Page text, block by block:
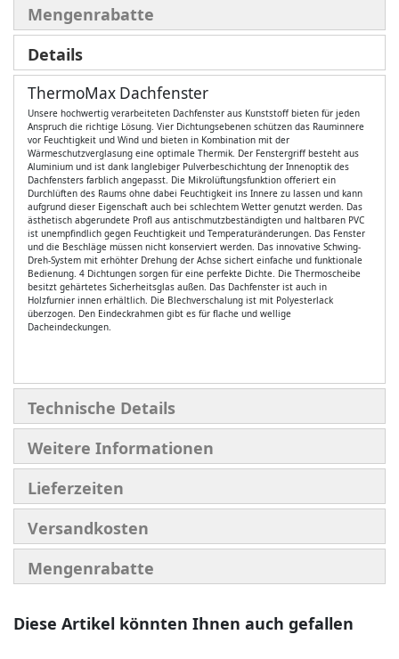
Mengenrabatte
Details
ThermoMax Dachfenster
Unsere hochwertig verarbeiteten Dachfenster aus Kunststoff bieten für jeden
Anspruch die richtige Lösung. Vier Dichtungsebenen schützen das Rauminnere
vor Feuchtigkeit und Wind und bieten in Kombination mit der
Wärmeschutzverglasung eine optimale Thermik. Der Fenstergriff besteht aus
Aluminium und ist dank langlebiger Pulverbeschichtung der Innenoptik des
Dachfensters farblich angepasst. Die Mikrolüftungsfunktion offeriert ein
Durchlüften des Raums ohne dabei Feuchtigkeit ins Innere zu lassen und kann
aufgrund dieser Eigenschaft auch bei schlechtem Wetter genutzt werden. Das
ästhetisch abgerundete Profl aus antischmutzbeständigten und haltbaren PVC
ist unempfindlich gegen Feuchtigkeit und Temperaturänderungen. Das Fenster
und die Beschläge müssen nicht konserviert werden. Das innovative Schwing-
Dreh-System mit erhöhter Drehung der Achse sichert einfache und funktionale
Bedienung. 4 Dichtungen sorgen für eine perfekte Dichte. Die Thermoscheibe
besitzt gehärtetes Sicherheitsglas außen. Das Dachfenster ist auch in
Holzfurnier innen erhältlich. Die Blechverschalung ist mit Polyesterlack
überzogen. Den Eindeckrahmen gibt es für flache und wellige
Dacheindeckungen.
Technische Details
Weitere Informationen
Lieferzeiten
Versandkosten
Mengenrabatte
Diese Artikel könnten Ihnen auch gefallen